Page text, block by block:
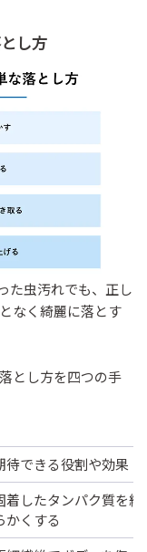
し方
た虫汚れでも、正し
なく綺麗に落とす
とし方を四つの手
待できる役割や効果
着したタンパク質を緩
かくする